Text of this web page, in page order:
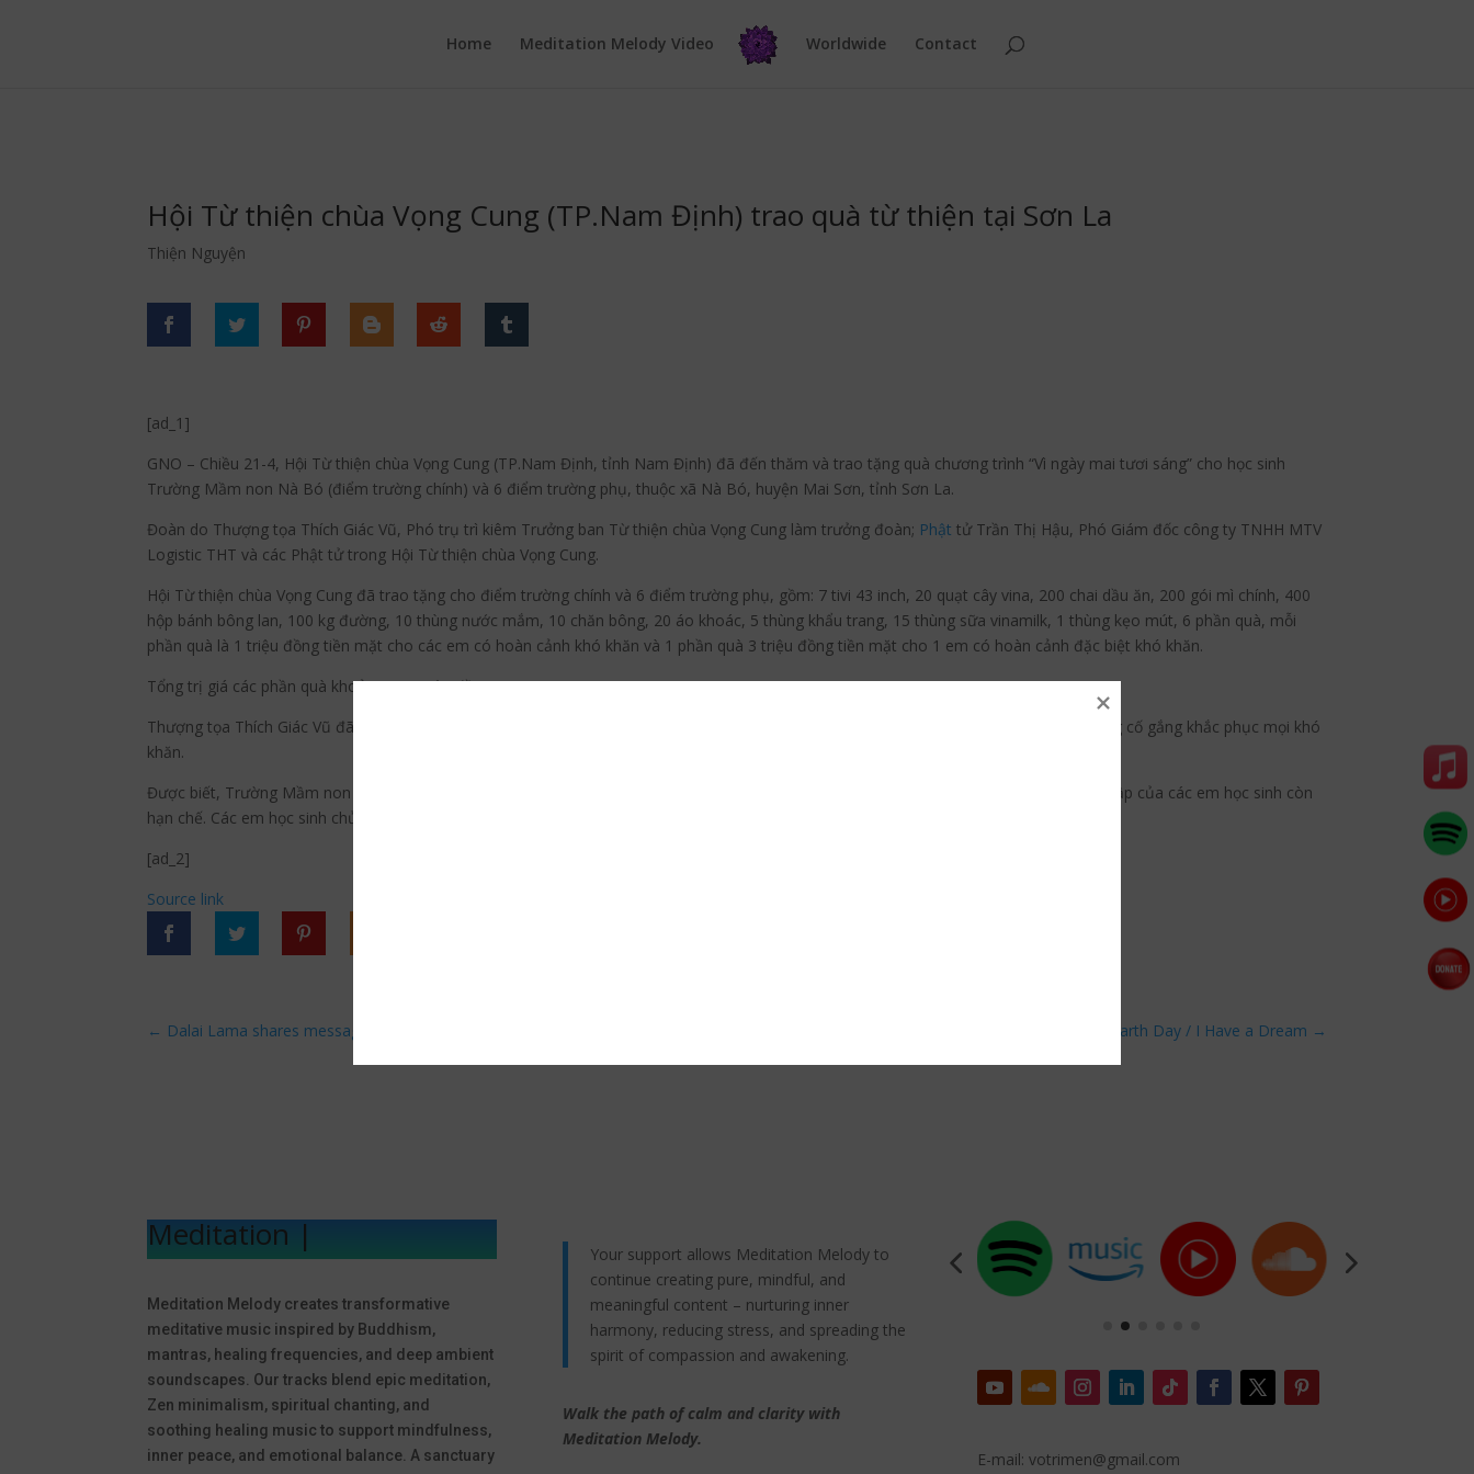
Home
Meditation Melody Video Worldwide Contact
Hội Từ thiện chùa Vọng Cung (TP.Nam Định) trao quà từ thiện tại Sơn La
Thiện Nguyện
[ad_1]
GNO – Chiều 21-4, Hội Từ thiện chùa Vọng Cung (TP.Nam Định, tỉnh Nam Định) đã đến thăm và trao tặng quà chương trình “Vì ngày mai tươi sáng” cho học sinh
Trường Mầm non Nà Bó (điểm trường chính) và 6 điểm trường phụ, thuộc xã Nà Bó, huyện Mai Sơn, tỉnh Sơn La.
Đoàn do Thượng tọa Thích Giác Vũ, Phó trụ trì kiêm Trưởng ban Từ thiện chùa Vọng Cung làm trưởng đoàn; Phật tử Trần Thị Hậu, Phó Giám đốc công ty TNHH MTV
Logistic THT và các Phật tử trong Hội Từ thiện chùa Vọng Cung.
Hội Từ thiện chùa Vọng Cung đã trao tặng cho điểm trường chính và 6 điểm trường phụ, gồm: 7 tivi 43 inch, 20 quạt cây vina, 200 chai dầu ăn, 200 gói mì chính, 400
hộp bánh bông lan, 100 kg đường, 10 thùng nước mắm, 10 chăn bông, 20 áo khoác, 5 thùng khẩu trang, 15 thùng sữa vinamilk, 1 thùng kẹo mút, 6 phần quà, mỗi
phần quà là 1 triệu đồng tiền mặt cho các em có hoàn cảnh khó khăn và 1 phần quà 3 triệu đồng tiền mặt cho 1 em có hoàn cảnh đặc biệt khó khăn.
Tổng trị giá các phần quà khoảng 120 triệu đồng.
Thượng tọa Thích Giác Vũ đã thay mặt đoàn ân cần thăm hỏi các thầy cô và toàn thể học sinh nhà trường, mong các thầy trò nhà trường cố gắng khắc phục mọi khó
khăn.
Được biết, Trường Mầm non Nà Bó nằm trên địa bàn một xã miền núi, kinh tế của bà con còn nhiều khó khăn, điều kiện sinh hoạt, học tập của các em học sinh còn
hạn chế. Các em học sinh chủ yếu là dân tộc Mông, Khơ Mú, Thái… Trường có tổng số 17 nhóm lớp với 461 em.
[ad_2]
Source link
← Dalai Lama shares message for Earth Day Earth Day / I Have a Dream →
Meditation Mel
Meditation Melody creates transformative
meditative music inspired by Buddhism,
mantras, healing frequencies, and deep ambient
soundscapes. Our tracks blend epic meditation,
Zen minimalism, spiritual chanting, and
soothing healing music to support mindfulness,
inner peace, and emotional balance. A sanctuary
Your support allows Meditation Melody to
continue creating pure, mindful, and
meaningful content – nurturing inner
harmony, reducing stress, and spreading the
spirit of compassion and awakening.
Walk the path of calm and clarity with
Meditation Melody.
E-mail: votrimen@gmail.com